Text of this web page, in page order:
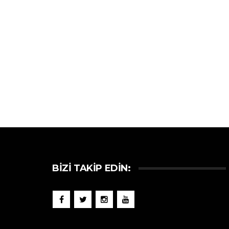
BIZI TAKIP EDIN: